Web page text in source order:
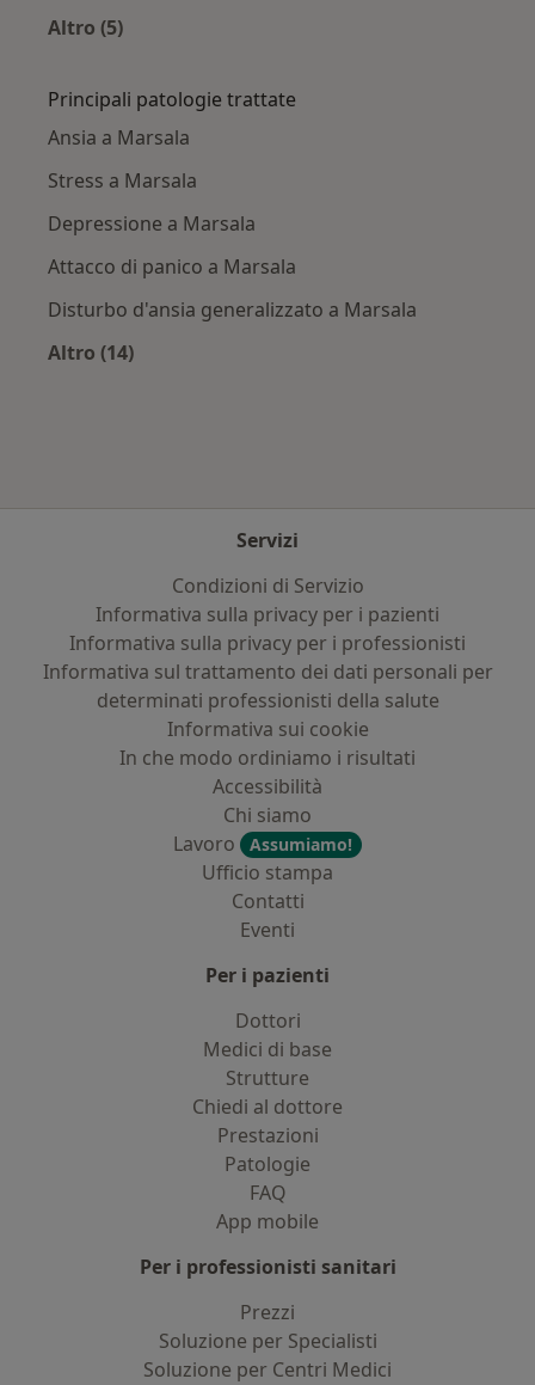
Altro (5)
Principali patologie trattate
Ansia a Marsala
Stress a Marsala
Depressione a Marsala
Attacco di panico a Marsala
Disturbo d'ansia generalizzato a Marsala
Altro (14)
Servizi
Condizioni di Servizio
Informativa sulla privacy per i pazienti
Informativa sulla privacy per i professionisti
Informativa sul trattamento dei dati personali per
determinati professionisti della salute
Informativa sui cookie
In che modo ordiniamo i risultati
Accessibilità
Chi siamo
Lavoro
Assumiamo!
Ufficio stampa
Contatti
Eventi
Per i pazienti
Dottori
Medici di base
Strutture
Chiedi al dottore
Prestazioni
Patologie
FAQ
App mobile
Per i professionisti sanitari
Prezzi
Soluzione per Specialisti
Soluzione per Centri Medici